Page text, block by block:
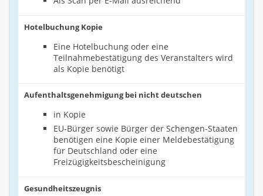
Hotelbuchung Kopie
Eine Hotelbuchung oder eine
Teilnahmebestätigung des Veranstalters wird
als Kopie benötigt
Aufenthaltsgenehmigung bei nicht deutschen
in Kopie
EU-Bürger sowie Bürger der Schengen-Staaten
benötigen eine Kopie einer Meldebestätigung
für Deutschland oder eine
Freizügigkeitsbescheinigung
Gesundheitszeugnis